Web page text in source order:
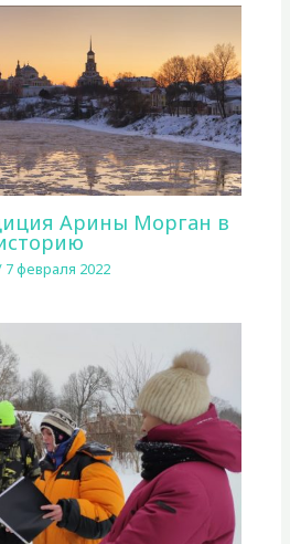
Арины Морган в
7 февраля 2022